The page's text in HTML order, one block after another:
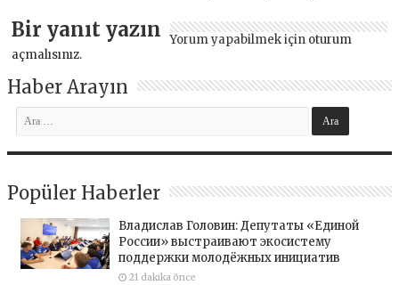
Bir yanıt yazın Yorum yapabilmek için oturum
açmalısınız.
Haber Arayın
Popüler Haberler
Владислав Головин: Депутаты «Единой
России» выстраивают экосистему
поддержки молодёжных инициатив
21 dakika önce